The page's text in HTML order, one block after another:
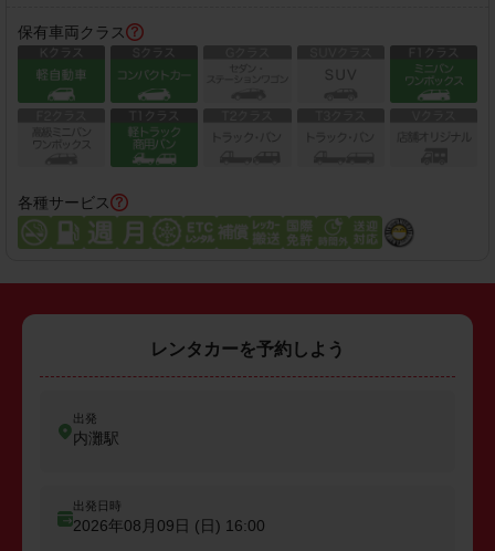
保有車両クラス
各種サービス
レンタカーを予約しよう
出発
内灘駅
出発日時
2026年08月09日 (日) 16:00